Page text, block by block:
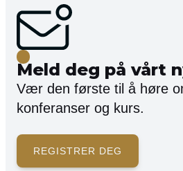
Meld deg på vårt
Vær den første til å høre
konferanser og kurs.
REGISTRER DEG